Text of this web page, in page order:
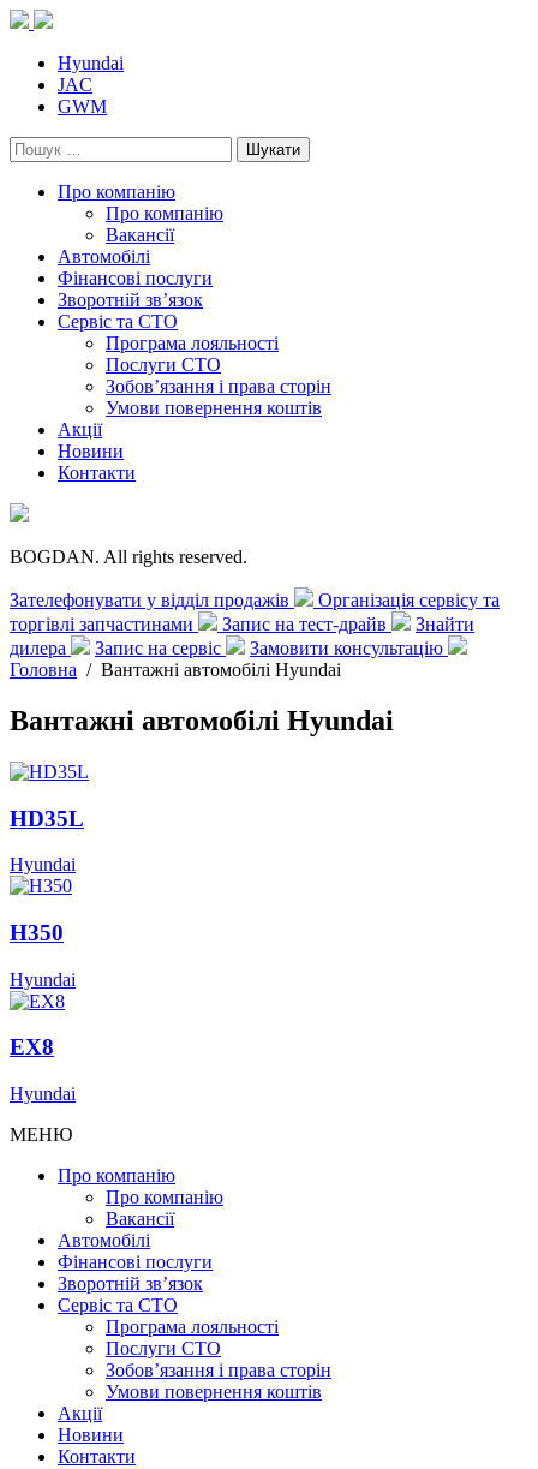
Skip
contentHyundai
JAC
GWM
Пошук:
Про компанію
Про компанію
Вакансії
Автомобілі
Фінансові послуги
Зворотній зв’язок
Cервіс та СТО
Програма лояльності
Послуги СТО
Зобов’язання і права сторін
Умови повернення коштів
Акції
Новини
Контакти
BOGDAN. All rights reserved.
Зателефонувати у відділ продажів
Організація сервісу та
торгівлі запчастинами
Запис на тест-драйв
Знайти
дилера
Запис на сервіс
Замовити консультацію
Головна / Вантажні автомобілі Hyundai
Вантажні автомобілі Hyundai
HD35L
Hyundai
H350
Hyundai
EX8
Hyundai
МЕНЮ
Про компанію
Про компанію
Вакансії
Автомобілі
Фінансові послуги
Зворотній зв’язок
Cервіс та СТО
Програма лояльності
Послуги СТО
Зобов’язання і права сторін
Умови повернення коштів
Акції
Новини
Контакти